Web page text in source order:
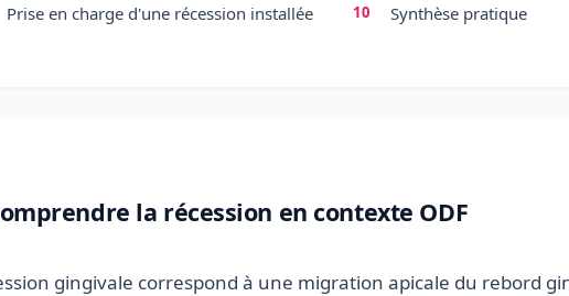
Prise en charge d'une récession installée Synthèse pratique
la récession en contexte ODF
gingivale correspond à une migration apicale du rebord